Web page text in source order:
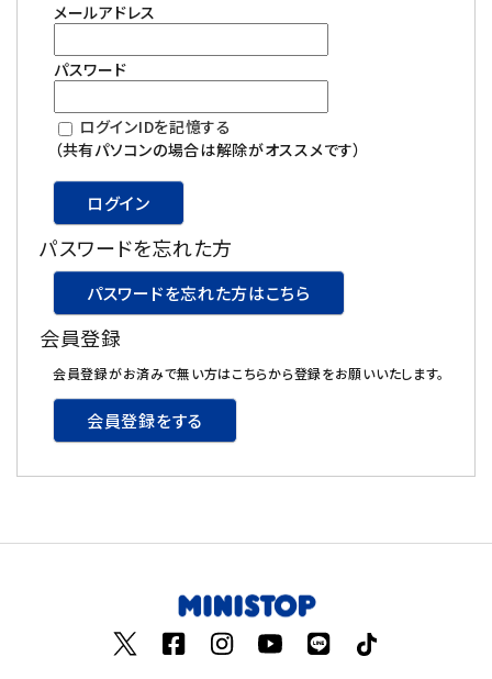
カテゴリから探す
冷凍食品
スイーツ
お菓子
酒類
日用品
ギフト
メールアドレス
パスワード
ログインIDを記憶する
（共有パソコンの場合は解除がオススメです）
ログイン
パスワードを忘れた方
パスワードを忘れた方はこちら
会員登録
会員登録がお済みで無い方はこちらから登録をお願いいたします。
会員登録をする